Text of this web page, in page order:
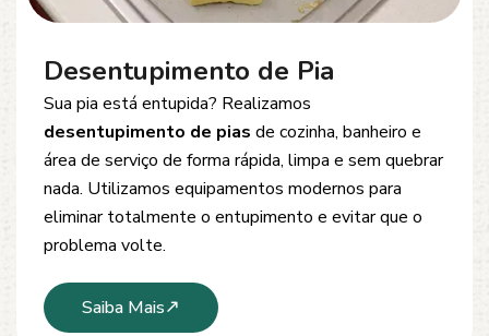
Desentupimento de Esgoto
Problemas comentupimento de esgoto
Oferecemos soluções rápidas e eficientes para
desobstrução de redes de esgoto, caixas de
inspeção e tubulações. Utilizamos equipamentos
modernos e técnicas seguras que garantem um
serviço limpo, ágil e sem danos à estrutura.
Saiba Mais